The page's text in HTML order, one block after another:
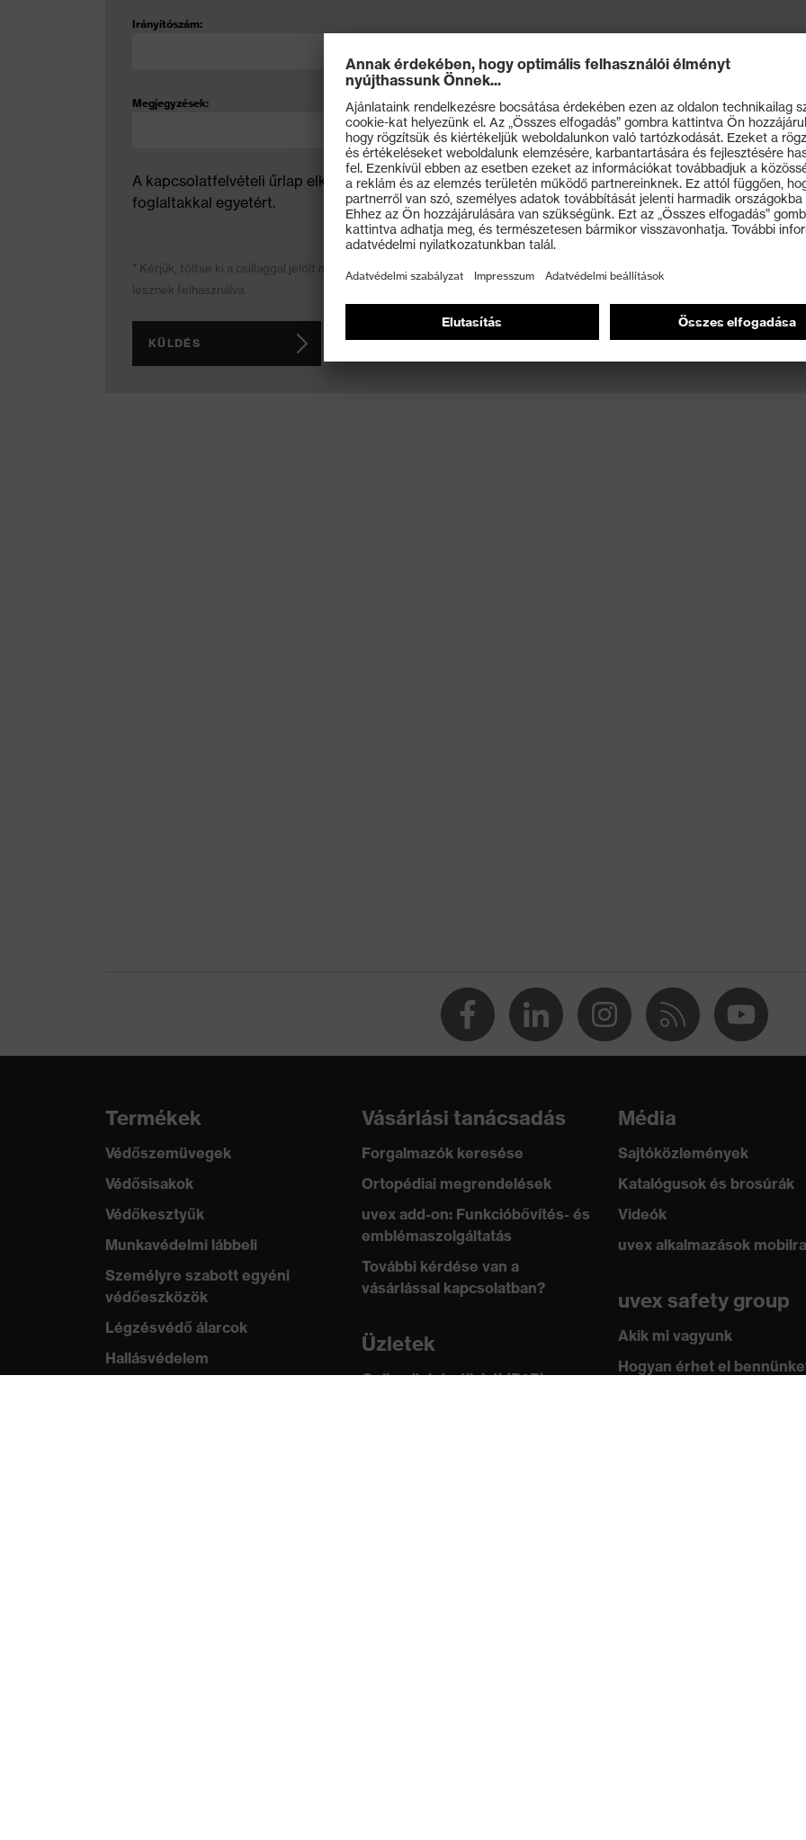
Irányítószám:
Megjegyzések:
A kapcsolatfelvételi űrlap elküldésével kinyilvánítja, hogy az Adatvédelmi nyilatkozatban
foglaltakkal egyetért.
* Kérjük, töltse ki a csillaggal jelölt mezőket. Ezek az adatok a kérdése megválaszolásához szükségesek, egyéb célokra nem
lesznek felhasználva.
KÜLDÉS
Termékek
Védőszemüvegek
Védősisakok
Védőkesztyűk
Munkavédelmi lábbeli
Személyre szabott egyéni
védőeszközök
Légzésvédő álarcok
Hallásvédelem
Vásárlási tanácsadás
Forgalmazók keresése
Ortopédiai megrendelések
uvex add-on: Funkcióbővítés- és
emblémaszolgáltatás
További kérdése van a
vásárlással kapcsolatban?
Üzletek
Online üzlet vállalati (B2B)
Média
Sajtóközlemények
Katalógusok és brosúrák
Videók
uvex alkalmazások mobilra
uvex safety group
Akik mi vagyunk
Hogyan érhet el